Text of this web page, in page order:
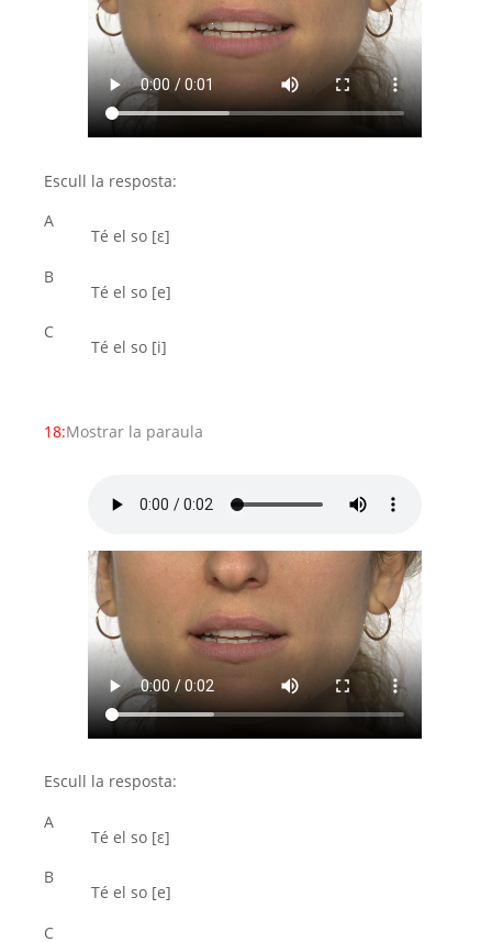
Escull la resposta:
A
Té el so [ε]
B
Té el so [e]
C
Té el so [i]
18:Mostrar la paraula
Escull la resposta:
A
Té el so [ε]
B
Té el so [e]
C